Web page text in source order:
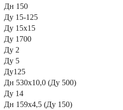
Дн 150
Ду 15-125
Ду 15х15
Ду 1700
Ду 2
Ду 5
Ду125
Дн 530х10,0 (Ду 500)
Ду 14
Дн 159х4,5 (Ду 150)